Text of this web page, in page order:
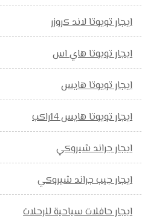
ايجار تويوتا لاند كروزر
ايجار تويوتا هاي اس
ايجار تويوتا هايس
ايجار تويوتا هايس 14راكب
ايجار جراند شيروكي
ايجار جيب جراند شيروكي
ايجار حافلات سياحية للرحلات